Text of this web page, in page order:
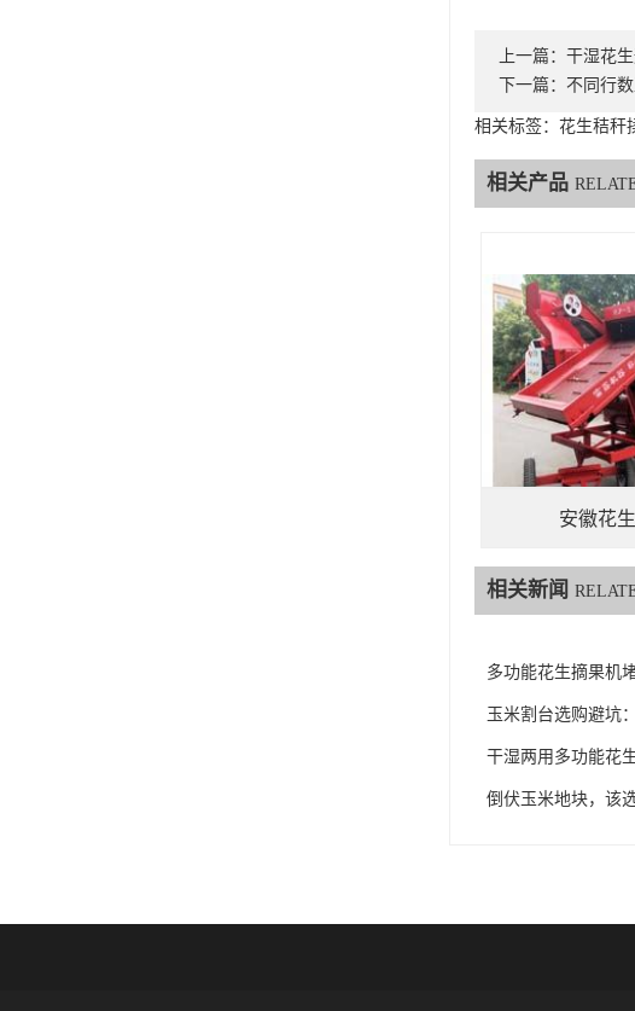
上一篇： 干湿花
下一篇： 不同行
相关标签：花生秸秆
相关产品
安徽花
相关新闻
多功能花生摘果机
玉米割台选购避坑
干湿两用多功能花
倒伏玉米地块，该